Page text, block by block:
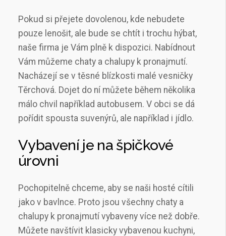
Pokud si přejete dovolenou, kde nebudete
pouze lenošit, ale bude se chtít i trochu hýbat,
naše firma je Vám plně k dispozici. Nabídnout
Vám můžeme chaty a chalupy k pronajmutí.
Nacházejí se v těsné blízkosti malé vesničky
Těrchová. Dojet do ní můžete během několika
málo chvil například autobusem. V obci se dá
pořídit spousta suvenýrů, ale například i jídlo.
Vybavení je na špičkové
úrovni
Pochopitelně chceme, aby se naši hosté cítili
jako v bavlnce. Proto jsou všechny chaty a
chalupy k pronajmutí vybaveny více než dobře.
Můžete navštívit klasicky vybavenou kuchyni,